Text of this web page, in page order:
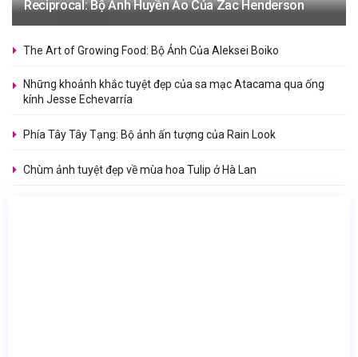
Reciprocal: Bộ Ảnh Huyền Ảo Của Zac Henderson
The Art of Growing Food: Bộ Ảnh Của Aleksei Boiko
Những khoảnh khắc tuyệt đẹp của sa mạc Atacama qua ống
kính Jesse Echevarría
Phía Tây Tây Tạng: Bộ ảnh ấn tượng của Rain Look
Chùm ảnh tuyệt đẹp về mùa hoa Tulip ở Hà Lan